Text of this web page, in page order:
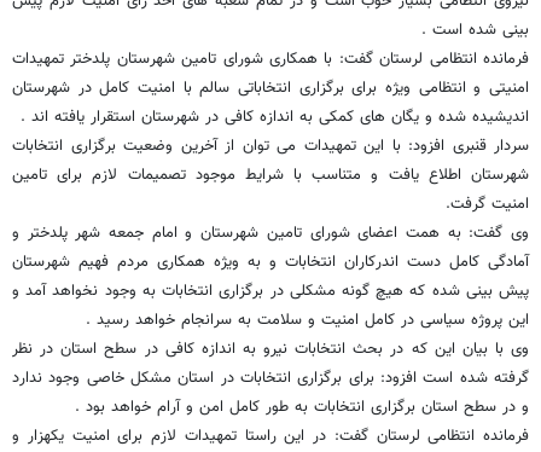
بینی شده است .
فرمانده انتظامی لرستان گفت: با همکاری شورای تامین شهرستان پلدختر تمهیدات
امنیتی و انتظامی ویژه برای برگزاری انتخاباتی سالم با امنیت کامل در شهرستان
اندیشیده شده و یگان های کمکی به اندازه کافی در شهرستان استقرار یافته اند .
سردار قنبری افزود: با این تمهیدات می توان از آخرین وضعیت برگزاری انتخابات
شهرستان اطلاع یافت و متناسب با شرایط موجود تصمیمات لازم برای تامین
امنیت گرفت.
وی گفت: به همت اعضای شورای تامین شهرستان و امام جمعه شهر پلدختر و
آمادگی کامل دست اندرکاران انتخابات و به ویژه همکاری مردم فهیم شهرستان
پیش بینی شده که هیچ گونه مشکلی در برگزاری انتخابات به وجود نخواهد آمد و
این پروژه سیاسی در کامل امنیت و سلامت به سرانجام خواهد رسید .
وی با بیان این که در بحث انتخابات نیرو به اندازه کافی در سطح استان در نظر
گرفته شده است افزود: برای برگزاری انتخابات در استان مشکل خاصی وجود ندارد
و در سطح استان برگزاری انتخابات به طور کامل امن و آرام خواهد بود .
فرمانده انتظامی لرستان گفت: در این راستا تمهیدات لازم برای امنیت یکهزار و